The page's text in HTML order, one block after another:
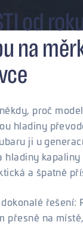
od
na
proč
hladiny
ji u
hladiny
a špatně
řešení:
přesně na